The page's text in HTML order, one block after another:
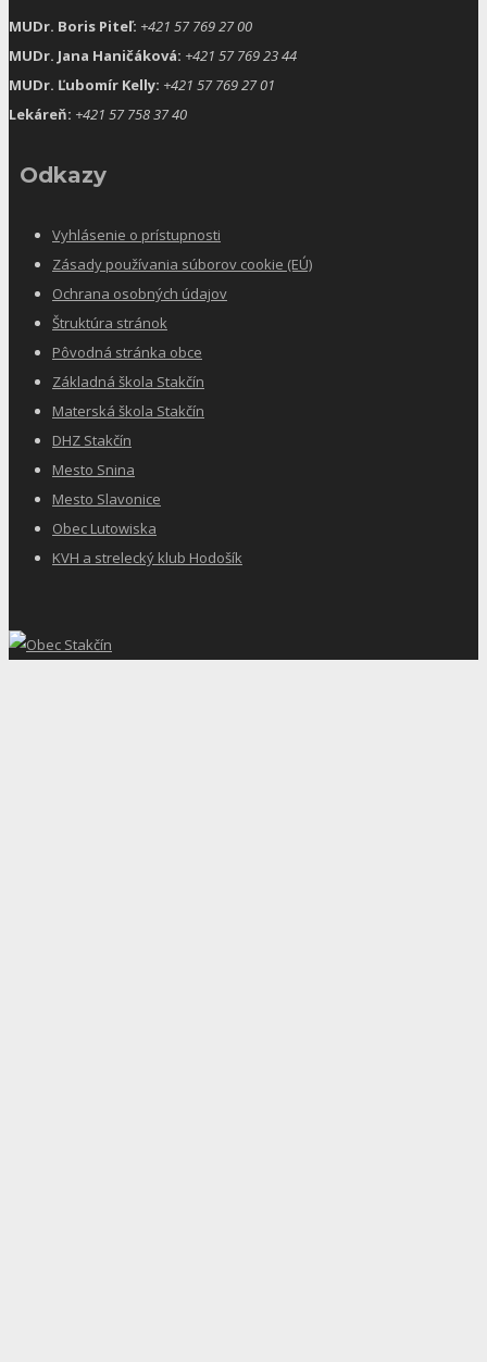
MUDr. Boris Piteľ: +421 57 769 27 00
MUDr. Jana Haničáková: +421 57 769 23 44
MUDr. Ľubomír Kelly: +421 57 769 27 01
Lekáreň: +421 57 758 37 40
Odkazy
Vyhlásenie o prístupnosti
Zásady používania súborov cookie (EÚ)
Ochrana osobných údajov
Štruktúra stránok
Pôvodná stránka obce
Základná škola Stakčín
Materská škola Stakčín
DHZ Stakčín
Mesto Snina
Mesto Slavonice
Obec Lutowiska
KVH a strelecký klub Hodošík